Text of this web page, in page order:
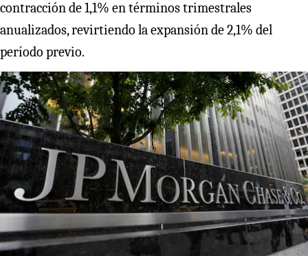
contracción de 1,1% en términos trimestrales
anualizados, revirtiendo la expansión de 2,1% del
período previo.